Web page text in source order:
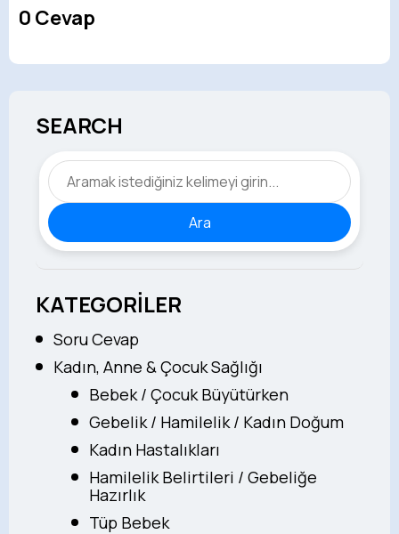
0 Cevap
SEARCH
Ara
KATEGORİLER
Soru Cevap
Kadın, Anne & Çocuk Sağlığı
Bebek / Çocuk Büyütürken
Gebelik / Hamilelik / Kadın Doğum
Kadın Hastalıkları
Hamilelik Belirtileri / Gebeliğe
Hazırlık
Tüp Bebek